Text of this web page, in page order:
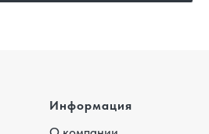
Информация